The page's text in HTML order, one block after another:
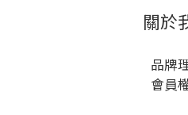
關於
品牌
會員